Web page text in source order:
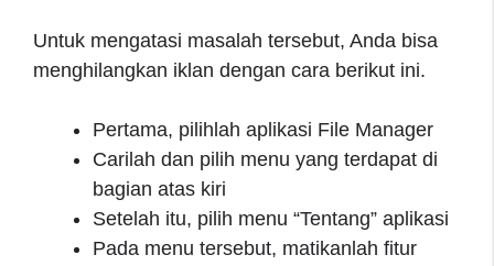
Untuk mengatasi masalah tersebut, Anda bisa
menghilangkan iklan dengan cara berikut ini.
Pertama, pilihlah aplikasi File Manager
Carilah dan pilih menu yang terdapat di
bagian atas kiri
Setelah itu, pilih menu “Tentang” aplikasi
Pada menu tersebut, matikanlah fitur